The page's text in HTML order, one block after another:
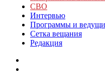
СВО
Интервью
Программы и
Сетка вещания
Редакция